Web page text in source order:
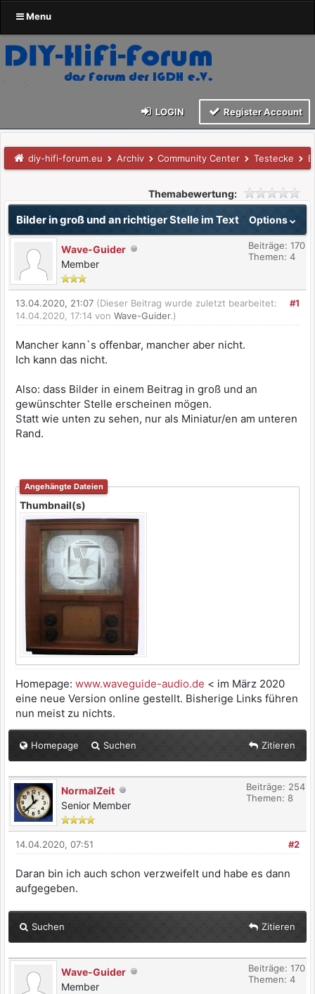
Menu
LOGIN Register Account
diy-hifi-forum.eu Archiv Community Center Testecke
Themabewertung:
Options
Bilder in groß und an richtiger Stelle im Text
Wave-Guider
Member
Beiträge: 170
Themen: 4
#1
13.04.2020, 21:07 (Dieser Beitrag wurde zuletzt bearbeitet:
14.04.2020, 17:14 von Wave-Guider.)
Mancher kann`s offenbar, mancher aber nicht.
Ich kann das nicht.
Also: dass Bilder in einem Beitrag in groß und an
gewünschter Stelle erscheinen mögen.
Statt wie unten zu sehen, nur als Miniatur/en am unteren
Rand.
Angehängte Dateien
Thumbnail(s)
Homepage: www.waveguide-audio.de < im März 2020
eine neue Version online gestellt. Bisherige Links führen
nun meist zu nichts.
Homepage Suchen Zitieren
NormalZeit
Senior Member
Beiträge: 254
Themen: 8
#2
14.04.2020, 07:51
Daran bin ich auch schon verzweifelt und habe es dann
aufgegeben.
Suchen Zitieren
Wave-Guider
Member
Beiträge: 170
Themen: 4